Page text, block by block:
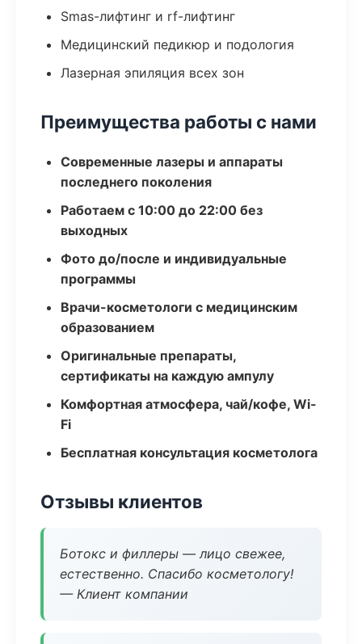
Smas-лифтинг и rf-лифтинг
Медицинский педикюр и подология
Лазерная эпиляция всех зон
Преимущества работы с нами
Современные лазеры и аппараты
последнего поколения
Работаем с 10:00 до 22:00 без
выходных
Фото до/после и индивидуальные
программы
Врачи-косметологи с медицинским
образованием
Оригинальные препараты,
сертификаты на каждую ампулу
Комфортная атмосфера, чай/кофе, Wi-
Fi
Бесплатная консультация косметолога
Отзывы клиентов
Ботокс и филлеры — лицо свежее,
естественно. Спасибо косметологу!
— Клиент компании